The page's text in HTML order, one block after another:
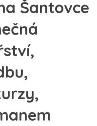
Šantovce